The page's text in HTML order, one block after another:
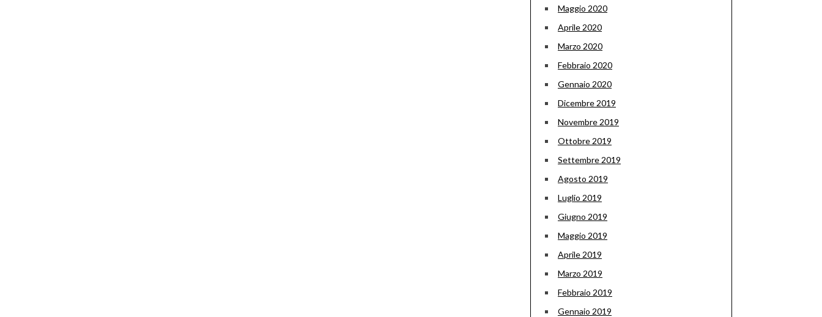
Maggio 2020
Aprile 2020
Marzo 2020
Febbraio 2020
Gennaio 2020
Dicembre 2019
Novembre 2019
Ottobre 2019
Settembre 2019
Agosto 2019
Luglio 2019
Giugno 2019
Maggio 2019
Aprile 2019
Marzo 2019
Febbraio 2019
Gennaio 2019